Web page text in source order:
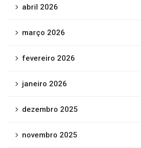
abril 2026
março 2026
fevereiro 2026
janeiro 2026
dezembro 2025
novembro 2025